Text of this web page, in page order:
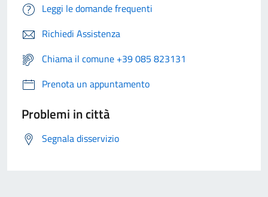
Leggi le domande frequenti
Richiedi Assistenza
Chiama il comune +39 085 823131
Prenota un appuntamento
Problemi in città
Segnala disservizio